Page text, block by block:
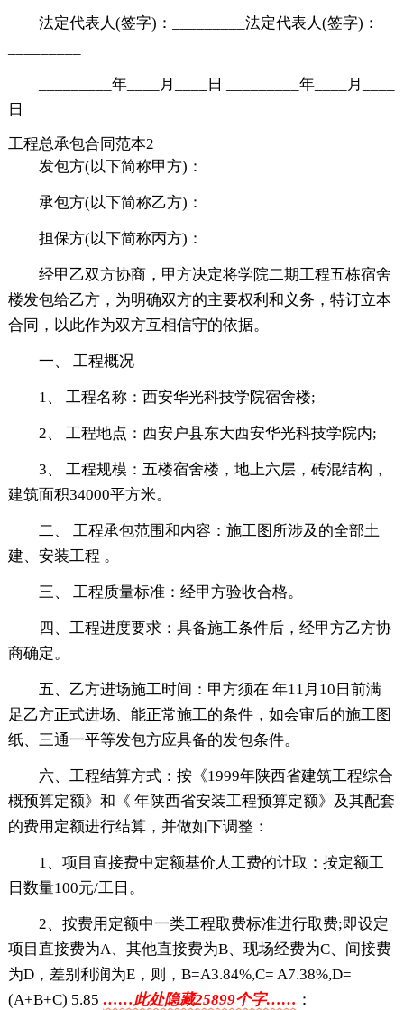
法定代表人(签字)：_________法定代表人(签字)：
_________年____月____日 _________年____月____
日
工程总承包合同范本2
发包方(以下简称甲方)：
承包方(以下简称乙方)：
担保方(以下简称丙方)：
经甲乙双方协商，甲方决定将学院二期工程五栋宿舍
楼发包给乙方，为明确双方的主要权利和义务，特订立本
合同，以此作为双方互相信守的依据。
一、 工程概况
1、 工程名称：西安华光科技学院宿舍楼;
2、 工程地点：西安户县东大西安华光科技学院内;
3、 工程规模：五楼宿舍楼，地上六层，砖混结构，
建筑面积34000平方米。
二、 工程承包范围和内容：施工图所涉及的全部土
建、安装工程 。
三、 工程质量标准：经甲方验收合格。
四、工程进度要求：具备施工条件后，经甲方乙方协
商确定。
五、乙方进场施工时间：甲方须在 年11月10日前满
足乙方正式进场、能正常施工的条件，如会审后的施工图
纸、三通一平等发包方应具备的发包条件。
六、工程结算方式：按《1999年陕西省建筑工程综合
概预算定额》和《 年陕西省安装工程预算定额》及其配套
的费用定额进行结算，并做如下调整：
1、项目直接费中定额基价人工费的计取：按定额工
日数量100元/工日。
2、按费用定额中一类工程取费标准进行取费;即设定
项目直接费为A、其他直接费为B、现场经费为C、间接费
为D，差别利润为E，则，B=A3.84%,C= A7.38%,D=
(A+B+C) 5.85 ……此处隐藏25899个字…… ：